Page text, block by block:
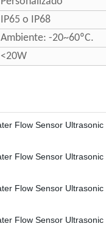
IP65 o IP68
Ambiente: -20~60ºC.
<20W